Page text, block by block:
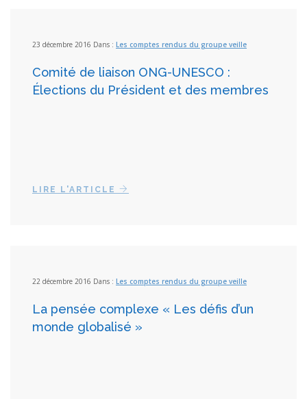
23 décembre 2016 Dans : Les comptes rendus du groupe veille
Comité de liaison ONG-UNESCO :
Élections du Président et des membres
LIRE L'ARTICLE
22 décembre 2016 Dans : Les comptes rendus du groupe veille
La pensée complexe « Les défis d’un
monde globalisé »